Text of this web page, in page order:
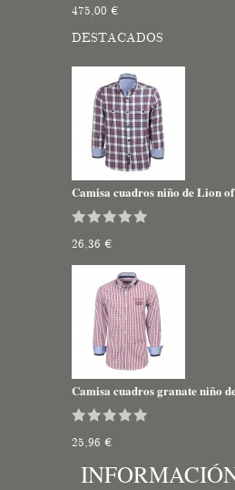
475,00 €
DESTACADOS
Camisa cuadros niño de Lion
26,36 €
Camisa cuadros granate niño
25,96 €